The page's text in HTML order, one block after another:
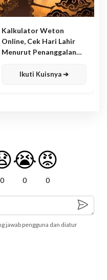
Kalkulator Weton
Online, Cek Hari Lahir
Menurut Penanggalan
Ikuti Kuisnya ➔
0
😭
0
😡
0
jawab pengguna dan diatur